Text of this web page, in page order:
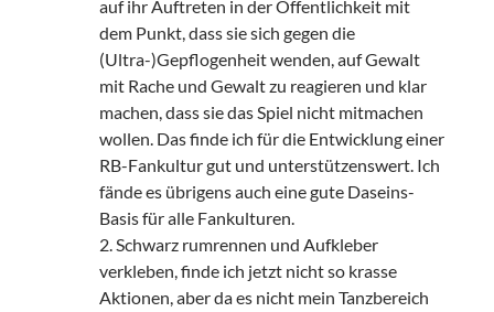
auf ihr Auftreten in der Öffentlichkeit mit
dem Punkt, dass sie sich gegen die
(Ultra-)Gepflogenheit wenden, auf Gewalt
mit Rache und Gewalt zu reagieren und klar
machen, dass sie das Spiel nicht mitmachen
wollen. Das finde ich für die Entwicklung einer
RB-Fankultur gut und unterstützenswert. Ich
fände es übrigens auch eine gute Daseins-
Basis für alle Fankulturen.
2. Schwarz rumrennen und Aufkleber
verkleben, finde ich jetzt nicht so krasse
Aktionen, aber da es nicht mein Tanzbereich